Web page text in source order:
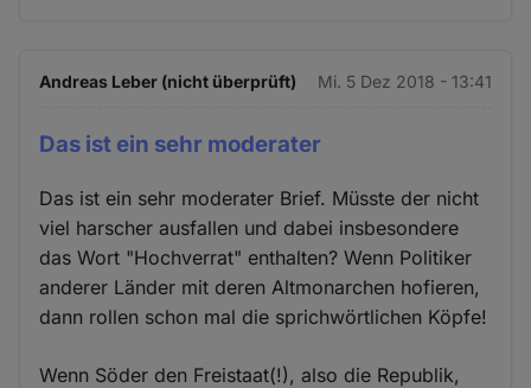
Andreas Leber (nicht überprüft) Mi. 5 Dez 2018 - 13:41
Das ist ein sehr moderater
Das ist ein sehr moderater Brief. Müsste der nicht
viel harscher ausfallen und dabei insbesondere
das Wort "Hochverrat" enthalten? Wenn Politiker
anderer Länder mit deren Altmonarchen hofieren,
dann rollen schon mal die sprichwörtlichen Köpfe!
Wenn Söder den Freistaat(!), also die Republik,